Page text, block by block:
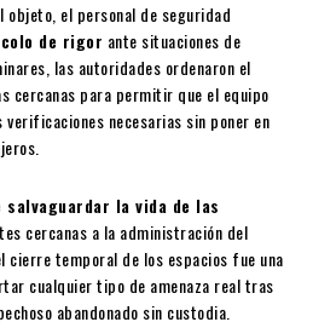
objeto, el personal de seguridad
de rigor ante situaciones de
las autoridades ordenaron el
cercanas para permitir que el equipo
necesarias sin poner en
la vida de las
cercanas a la administración del
cierre temporal de los espacios fue una
cualquier tipo de amenaza real tras
abandonado sin custodia.